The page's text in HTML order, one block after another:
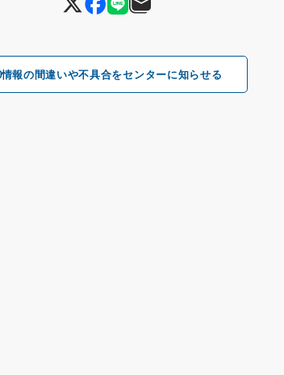
情報の間違いや不具合をセンターに知らせる